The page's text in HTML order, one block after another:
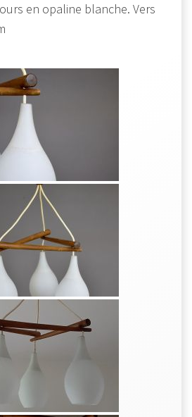
en opaline blanche. Vers